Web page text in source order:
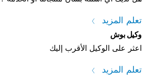
تعلم المزيد
وكيل بوش
اعثر على الوكيل الأقرب إليك
تعلم المزيد